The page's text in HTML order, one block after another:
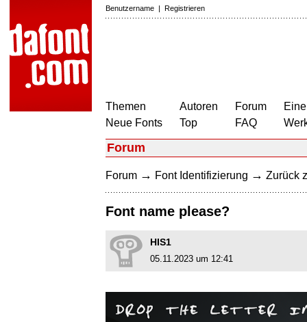
Benutzername | Registrieren
Themen
Neue Fonts
Autoren
Top
Forum
FAQ
Forum
Forum → Font Identifizierung → Zurück
Font name please?
HIS1
05.11.2023 um 12:41